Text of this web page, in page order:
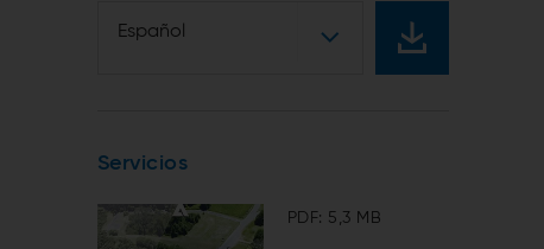
Español
Servicios
PDF: 5,3 MB